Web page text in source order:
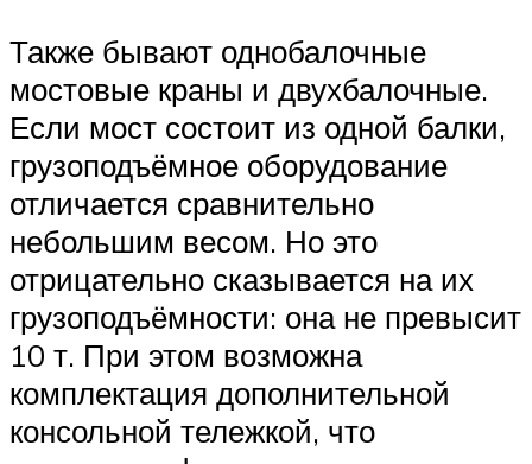
Также бывают однобалочные
мостовые краны и двухбалочные.
Если мост состоит из одной балки,
грузоподъёмное оборудование
отличается сравнительно
небольшим весом. Но это
отрицательно сказывается на их
грузоподъёмности: она не превысит
10 т. При этом возможна
комплектация дополнительной
консольной тележкой, что